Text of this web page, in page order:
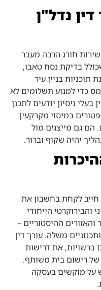
דין נדל"ן
חורג הרבה מעבר
בדיקת נסח טאבו,
תוכניות בניין עיר
מס כדי למנוע תשלומים לא
בעלי ניסיון יודעים לתכנן
במיסוי מקרקעין
הם גם מייצגים מול
יהיה שקוף וברור.
לקחת בחשבון את
הייחודי
והאזורים ההיסטוריים –
משלה. עורך דין
ברשויות, את דרישות
של רישום בית משותף.
על מוקשים בעסקה